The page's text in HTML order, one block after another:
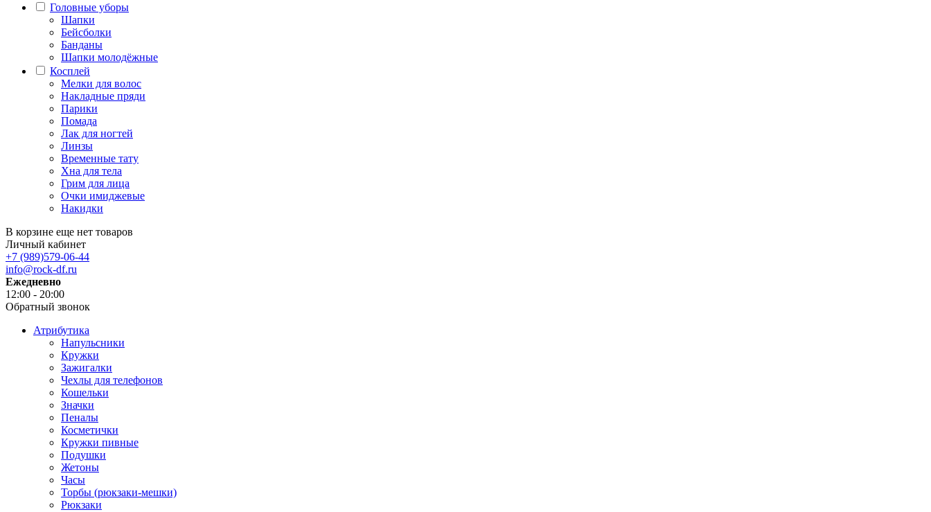
Головные уборы
Шапки
Бейсболки
Банданы
Шапки молодёжные
Косплей
Мелки для волос
Накладные пряди
Парики
Помада
Лак для ногтей
Линзы
Временные тату
Хна для тела
Грим для лица
Очки имиджевые
Накидки
В корзине еще нет товаров
Личный кабинет
+7 (989)579-06-44
info@rock-df.ru
Ежедневно
12:00 - 20:00
Обратный звонок
Атрибутика
Напульсники
Кружки
Зажигалки
Чехлы для телефонов
Кошельки
Значки
Пеналы
Косметички
Кружки пивные
Подушки
Жетоны
Часы
Торбы (рюкзаки-мешки)
Рюкзаки